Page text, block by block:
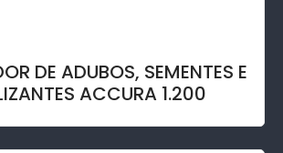
DE ADUBOS, SEMENTES E
ACCURA 1.200